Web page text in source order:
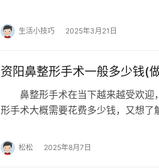
生活小技巧 2025年3月21日
资阳鼻整形手术一般多少钱(
鼻整形手术在当下越来越受欢迎
形手术大概需要花费多少钱，又想了
松松 2025年8月7日